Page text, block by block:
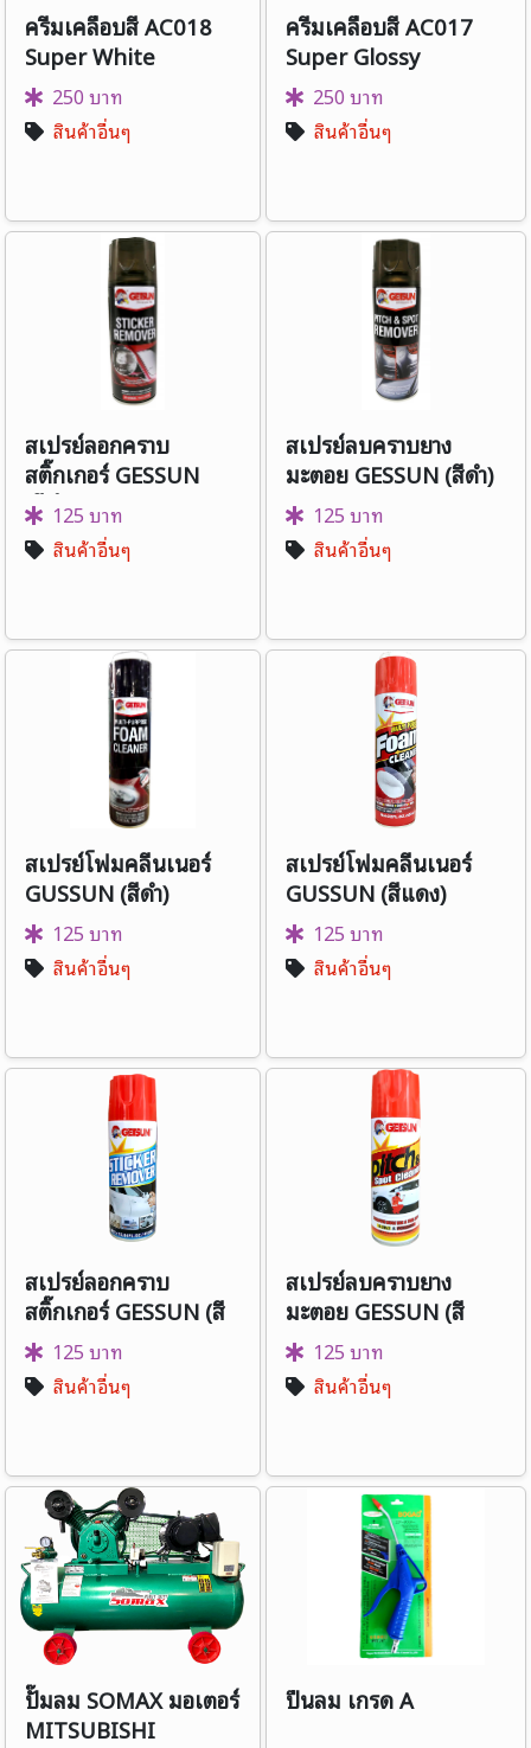
ครีมเคลือบสี AC018
Super White
250 บาท
สินค้าอื่นๆ
ครีมเคลือบสี AC017
Super Glossy
250 บาท
สินค้าอื่นๆ
สเปรย์ลอกคราบ
สติ๊กเกอร์ GESSUN
(สีดำ)125 บาท
สินค้าอื่นๆ
สเปรย์ลบคราบยาง
มะตอย GESSUN (สีดำ)
125 บาท
สินค้าอื่นๆ
สเปรย์โฟมคลีนเนอร์
GUSSUN (สีดำ)
125 บาท
สินค้าอื่นๆ
สเปรย์โฟมคลีนเนอร์
GUSSUN (สีแดง)
125 บาท
สินค้าอื่นๆ
สเปรย์ลอกคราบ
สติ๊กเกอร์ GESSUN (สี
แดง)125 บาท
สินค้าอื่นๆ
สเปรย์ลบคราบยาง
มะตอย GESSUN (สี
แดง)125 บาท
สินค้าอื่นๆ
ปั๊มลม SOMAX มอเตอร์
MITSUBISHI
ปืนลม เกรด A